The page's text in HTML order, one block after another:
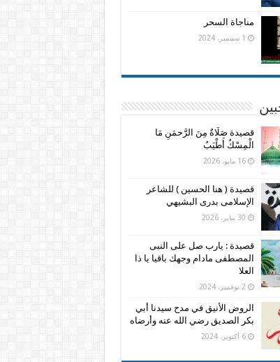
مناجاة السحر
1 سبتمبر، 2024
قصيدة صَلَاةٌ مِنَ الرَّحمَنِ مَا
الْمِسْكُ أَطْيَبُ
16 مايو، 2026
قصيدة ( هنا الحسين ) للشاعر
الإسلامى بدرى البشيهي
30 يناير، 2026
قصيدة : يارب صل على النبى
المصطفى مادام وجهك باقيا يا ذا
العلا
2 نوفمبر، 2024
الروض الأنيق في مدح سيدنا أبي
بكر الصديق رضي الله عنه وأرضاه
6 أكتوبر، 2024